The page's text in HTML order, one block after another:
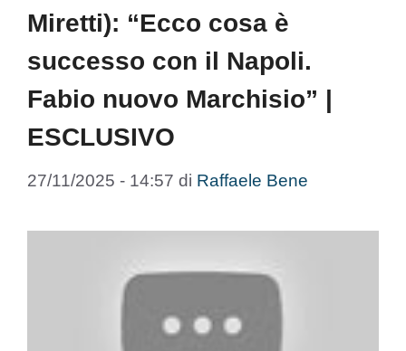
Miretti): “Ecco cosa è
successo con il Napoli.
Fabio nuovo Marchisio” |
ESCLUSIVO
27/11/2025 - 14:57 di Raffaele Bene